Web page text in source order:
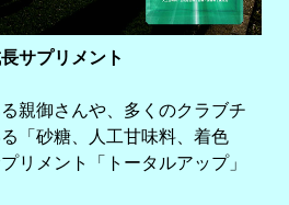
サプリメント
親御さんや、多くのクラブチ
「砂糖、人工甘味料、着色
リメント「トータルアップ」